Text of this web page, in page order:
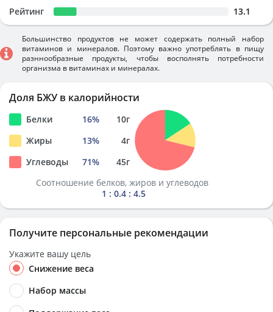
Рейтинг 13.1
Большинство продуктов не может содержать полный набор
витаминов и минералов. Поэтому важно употреблять в пищу
разннообразные продукты, чтобы восполнять потребности
организма в витаминах и минералах.
Доля БЖУ в калорийности
Белки 16% 10г
Жиры
13% 4г
Углеводы
71% 45г
Соотношение белков, жиров и углеводов
1 : 0.4 : 4.5
Получите персональные рекомендации
Укажите вашу цель
Снижение веса
Набор массы